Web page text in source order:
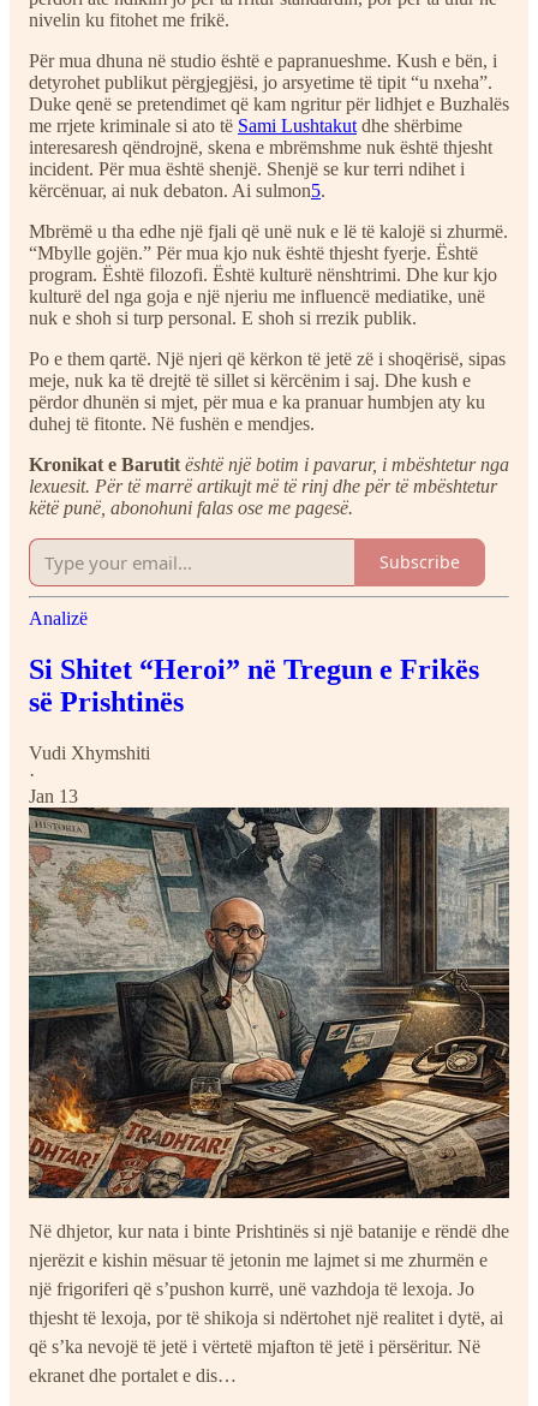
nivelin ku fitohet me frikë.
Për mua dhuna në studio është e papranueshme. Kush e bën, i
detyrohet publikut përgjegjësi, jo arsyetime të tipit “u nxeha”.
Duke qenë se pretendimet që kam ngritur për lidhjet e Buzhalës
me rrjete kriminale si ato të Sami Lushtakut dhe shërbime
interesaresh qëndrojnë, skena e mbrëmshme nuk është thjesht
incident. Për mua është shenjë. Shenjë se kur terri ndihet i
kërcënuar, ai nuk debaton. Ai sulmon5.
Mbrëmë u tha edhe një fjali që unë nuk e lë të kalojë si zhurmë.
“Mbylle gojën.” Për mua kjo nuk është thjesht fyerje. Është
program. Është filozofi. Është kulturë nënshtrimi. Dhe kur kjo
kulturë del nga goja e një njeriu me influencë mediatike, unë
nuk e shoh si turp personal. E shoh si rrezik publik.
Po e them qartë. Një njeri që kërkon të jetë zë i shoqërisë, sipas
meje, nuk ka të drejtë të sillet si kërcënim i saj. Dhe kush e
përdor dhunën si mjet, për mua e ka pranuar humbjen aty ku
duhej të fitonte. Në fushën e mendjes.
Kronikat e Barutit është një botim i pavarur, i mbështetur nga
lexuesit. Për të marrë artikujt më të rinj dhe për të mbështetur
këtë punë, abonohuni falas ose me pagesë.
Subscribe
Analizë
Si Shitet “Heroi” në Tregun e Frikës
së Prishtinës
Vudi Xhymshiti
·
Jan 13
Në dhjetor, kur nata i binte Prishtinës si një batanije e rëndë dhe
njerëzit e kishin mësuar të jetonin me lajmet si me zhurmën e
një frigoriferi që s’pushon kurrë, unë vazhdoja të lexoja. Jo
thjesht të lexoja, por të shikoja si ndërtohet një realitet i dytë, ai
që s’ka nevojë të jetë i vërtetë mjafton të jetë i përsëritur. Në
ekranet dhe portalet e dis…